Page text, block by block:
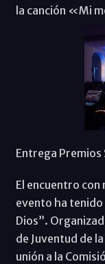
la canción «Mi
Entrega Premios
El encuentro
evento ha tenido
Dios”.
de Juventud de
unión a la